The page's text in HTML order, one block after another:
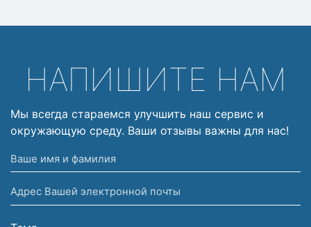
НАПИШИТЕ НАМ
Мы всегда стараемся улучшить наш сервис и
окружающую среду. Ваши отзывы важны для нас!
Ваше
имя
и
фамилия
Адрес
Вашей